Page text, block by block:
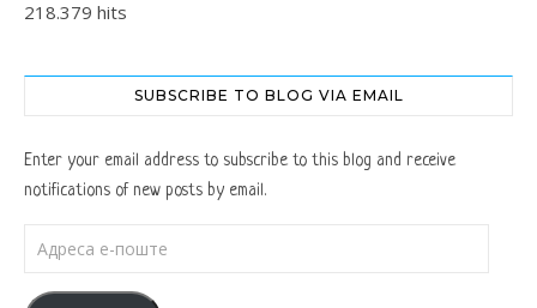
218.379 hits
SUBSCRIBE TO BLOG VIA EMAIL
Enter your email address to subscribe to this blog and receive
notifications of new posts by email.